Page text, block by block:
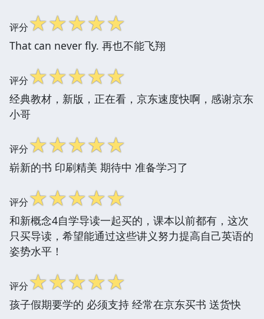
评分☆☆☆☆☆
That can never fly. 再也不能飞翔
评分☆☆☆☆☆
经典教材，新版，正在看，京东速度快啊，感谢京东
小哥
评分☆☆☆☆☆
崭新的书 印刷精美 期待中 准备学习了
评分☆☆☆☆☆
和新概念4自学导读一起买的，课本以前都有，这次
只买导读，希望能通过这些讲义努力提高自己英语的
姿势水平！
评分☆☆☆☆☆
孩子假期要学的 必须支持 经常在京东买书 送货快